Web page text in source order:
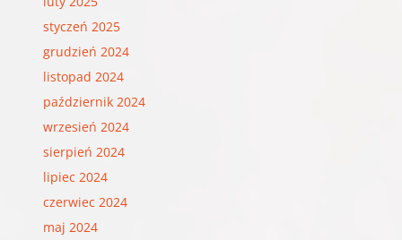
styczeń 2025
grudzień 2024
listopad 2024
październik 2024
wrzesień 2024
sierpień 2024
lipiec 2024
czerwiec 2024
maj 2024